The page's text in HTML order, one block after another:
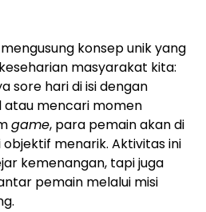
konsep unik yang
masyarakat kita:
sore hari di isi dengan
atau mencari momen
game, para pemain akan di
menarik. Aktivitas ini
kemenangan, tapi juga
pemain melalui misi